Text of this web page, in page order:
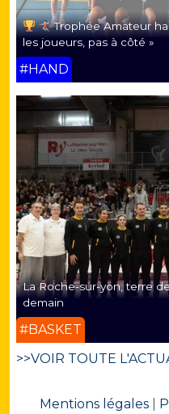
Trophée Amateur
les joueurs, pas à côté »
#HAND
La Roche-sur-yon, terre
demain
#BASKET
>>VOIR TOUTE
Mentions légales